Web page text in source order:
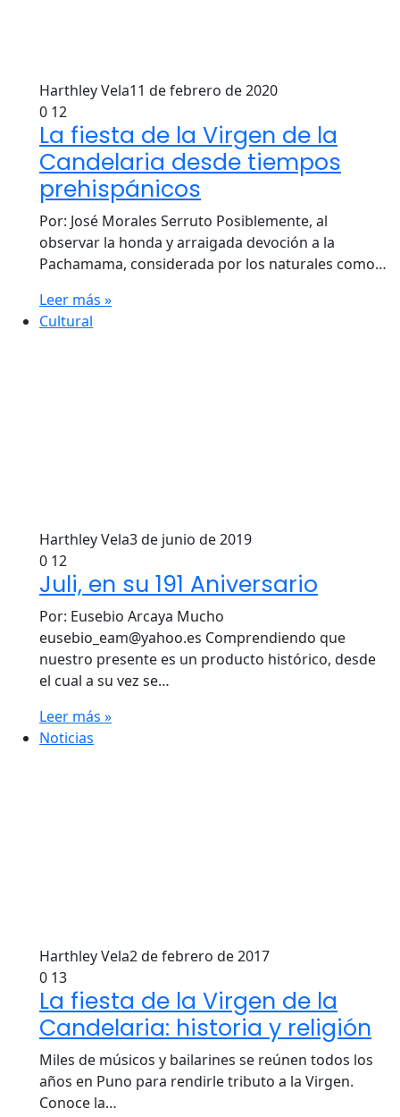
Harthley Vela11 de febrero de 2020
0 12
La fiesta de la Virgen de la
Candelaria desde tiempos
prehispánicos
Por: José Morales Serruto Posiblemente, al
observar la honda y arraigada devoción a la
Pachamama, considerada por los naturales como…
Leer más »
Cultural
Harthley Vela3 de junio de 2019
0 12
Juli, en su 191 Aniversario
Por: Eusebio Arcaya Mucho
eusebio_eam@yahoo.es Comprendiendo que
nuestro presente es un producto histórico, desde
el cual a su vez se…
Leer más »
Noticias
Harthley Vela2 de febrero de 2017
0 13
La fiesta de la Virgen de la
Candelaria: historia y religión
Miles de músicos y bailarines se reúnen todos los
años en Puno para rendirle tributo a la Virgen.
Conoce la…